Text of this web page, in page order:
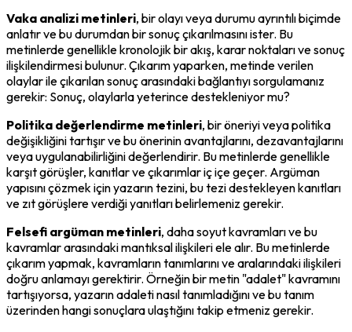
Vaka analizi metinleri, bir olayı veya durumu ayrıntılı biçimde
anlatır ve bu durumdan bir sonuç çıkarılmasını ister. Bu
metinlerde genellikle kronolojik bir akış, karar noktaları ve sonuç
ilişkilendirmesi bulunur. Çıkarım yaparken, metinde verilen
olaylar ile çıkarılan sonuç arasındaki bağlantıyı sorgulamanız
gerekir: Sonuç, olaylarla yeterince destekleniyor mu?
Politika değerlendirme metinleri, bir öneriyi veya politika
değişikliğini tartışır ve bu önerinin avantajlarını, dezavantajlarını
veya uygulanabilirliğini değerlendirir. Bu metinlerde genellikle
karşıt görüşler, kanıtlar ve çıkarımlar iç içe geçer. Argüman
yapısını çözmek için yazarın tezini, bu tezi destekleyen kanıtları
ve zıt görüşlere verdiği yanıtları belirlemeniz gerekir.
Felsefi argüman metinleri, daha soyut kavramları ve bu
kavramlar arasındaki mantıksal ilişkileri ele alır. Bu metinlerde
çıkarım yapmak, kavramların tanımlarını ve aralarındaki ilişkileri
doğru anlamayı gerektirir. Örneğin bir metin "adalet" kavramını
tartışıyorsa, yazarın adaleti nasıl tanımladığını ve bu tanım
üzerinden hangi sonuçlara ulaştığını takip etmeniz gerekir.